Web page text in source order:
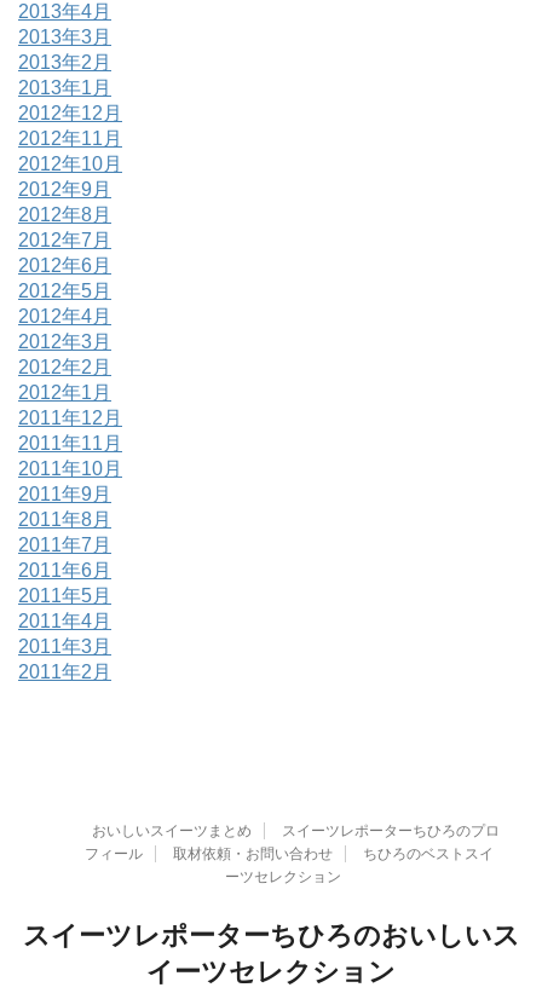
2013年4月
2013年3月
2013年2月
2013年1月
2012年12月
2012年11月
2012年10月
2012年9月
2012年8月
2012年7月
2012年6月
2012年5月
2012年4月
2012年3月
2012年2月
2012年1月
2011年12月
2011年11月
2011年10月
2011年9月
2011年8月
2011年7月
2011年6月
2011年5月
2011年4月
2011年3月
2011年2月
おいしいスイーツまとめ
スイーツレポーターちひろのプロ
フィール
取材依頼・お問い合わせ
ちひろのベストスイ
ーツセレクション
スイーツレポーターちひろのおいしいス
イーツセレクション